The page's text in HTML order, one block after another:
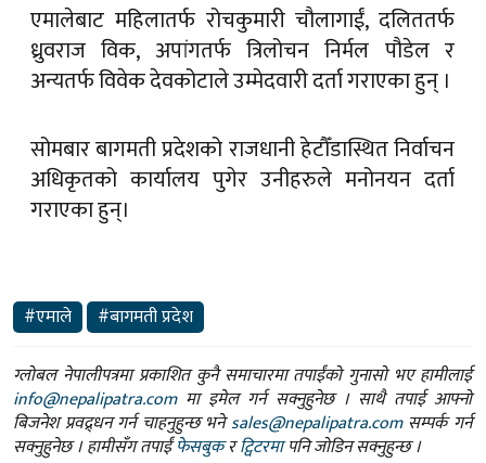
एमालेबाट महिलातर्फ रोचकुमारी चौलागाईं, दलिततर्फ
ध्रुवराज विक, अपांगतर्फ त्रिलोचन निर्मल पौडेल र
अन्यतर्फ विवेक देवकोटाले उम्मेदवारी दर्ता गराएका हुन् ।
‍सोमबार बागमती प्रदेशको राजधानी हेटौँडास्थित निर्वाचन
अधिकृतको कार्यालय पुगेर उनीहरुले मनोनयन दर्ता
गराएका हुन्।
#एमाले
#बागमती प्रदेश
ग्लोबल नेपालीपत्रमा प्रकाशित कुनै समाचारमा तपाईंको गुनासो भए हामीलाई
info@nepalipatra.comमा इमेल गर्न सक्नुहुनेछ । साथै तपाई आफ्नो
बिजनेश प्रवद्र्धन गर्न चाहनुहुन्छ भनेsales@nepalipatra.comसम्पर्क गर्न
सक्नुहुनेछ । हामीसँग तपाईंफेसबुकरट्विटरमापनि जोडिन सक्नुहुन्छ ।